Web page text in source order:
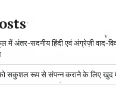
में अंतर-सदनीय हिंदी एवं अंग्रेज़ी वाद-
सकुशल रूप से संपन्न कराने के लिए खुद